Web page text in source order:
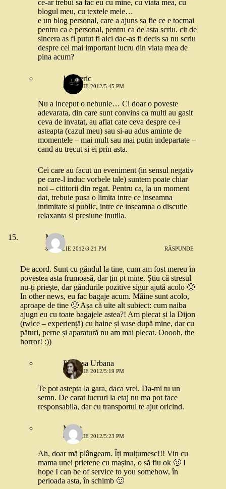
ce-ar trebui sa fac eu cu mine, cu viata mea, cu
blogul meu, cu textele mele…
e un blog personal, care a ajuns sa fie ce e tocmai
pentru ca e personal, pentru ca de asta scriu. cit de
sincera as fi putut fi aici dac-as fi decis sa nu scriu
despre cel mai important lucru din viata mea de
pina acum?
Intuneric
8 APRILIE 2012/5:45 PM
Nu a inceput o nebunie… Ci doar o poveste
adevarata, din care sunt convins ca multi au gasit
ceva de invatat, au aflat cate ceva despre ce-i
asteapta (cazul meu) sau si-au adus aminte de
momentele – mai mult sau mai putin indepartate –
cand au trecut si ei prin asta.
Cei care au facut un eveniment (in sensul negativ
pe care-l induc vorbele tale) suntem poate chiar
noi – cititorii din regat. Pentru ca, la un moment
dat, trebuie pusa o limita intre ce inseamna
intimitate si public, intre ce inseamna o discutie
relaxanta si presiune inutila.
Merat
8 APRILIE 2012/3:21 PM RĂSPUNDE
De acord. Sunt cu gândul la tine, cum am fost mereu în
povestea asta frumoasă, dar țin pt mine. Știu că stresul
nu-ți priește, dar gândurile pozitive sigur ajută acolo 🙂
In other news, eu fac bagaje acum. Mâine sunt acolo,
aproape de tine 🙂 Așa că uite alt subiect: cum naiba
ajugn eu cu toate bagajele astea?! Am plecat și la Dijon
(twice – experiență) cu haine și vase după mine, dar cu
pături, perne și aparatură nu am mai plecat. Ooooh, the
horror! :))
Printesa Urbana
8 APRILIE 2012/5:19 PM
Te pot astepta la gara, daca vrei. Da-mi tu un
semn. De carat lucruri la etaj nu ma pot face
responsabila, dar cu transportul te ajut oricind.
Merat
8 APRILIE 2012/5:23 PM
Ah, doar mă plângeam. Îți mulțumesc!!! Vin cu
mama unei prietene cu mașina, o să fiu ok 🙂 I
hope I can be of service to you somehow, în
perioada asta, în schimb 🙂